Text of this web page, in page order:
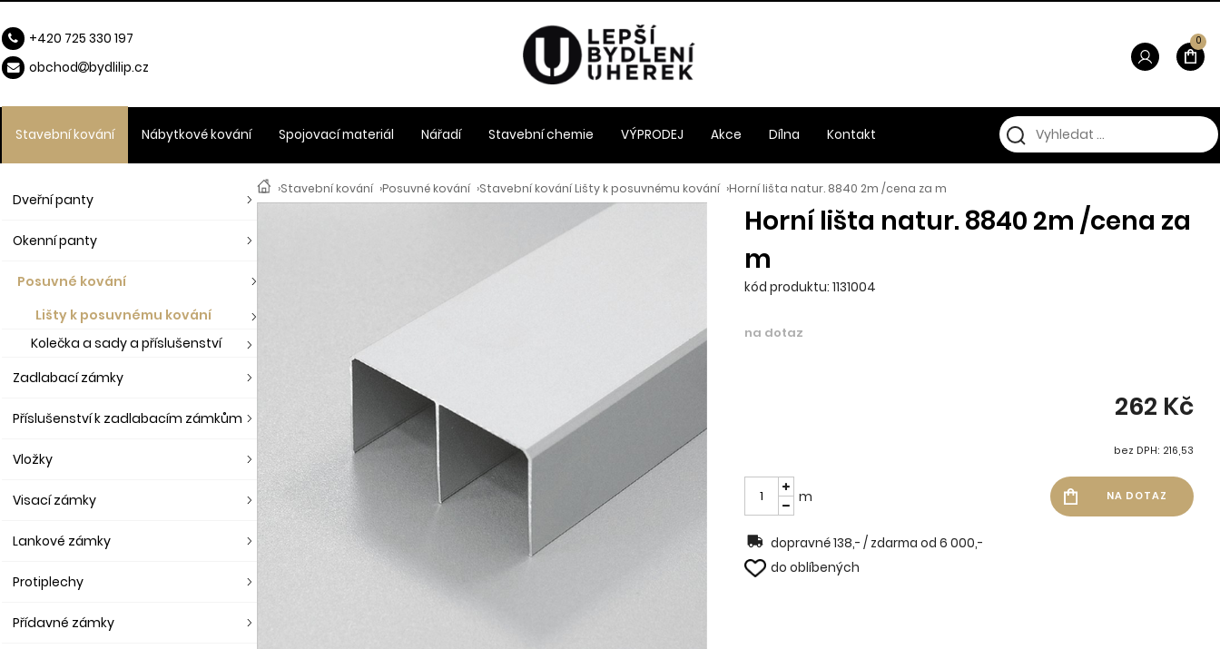
›Stavební kování ›Posuvné kování ›Stavební kování Lišty k posuvnému kování ›Horní lišta natur. 8840 2m /cena za m
Horní lišta natur. 8840 2m /cena za
m
kód produktu: 1131004
na dotaz
262 Kč
bez DPH: 216,53
m
dopravné 138,- / zdarma od 6 000,-
do oblíbených
Dveřní panty
Okenní panty
Posuvné kování
Lišty k posuvnému kování
Kolečka a sady a příslušenství
Zadlabací zámky
Příslušenství k zadlabacím zámkům
Vložky
Visací zámky
Lankové zámky
Protiplechy
Přídavné zámky
Stavební kování Nábytkové kování Spojovací materiál Nářadí Stavební chemie VÝPRODEJ Akce Dílna Kontakt
0
+420 725 330 197
obchod
bydlilip.cz